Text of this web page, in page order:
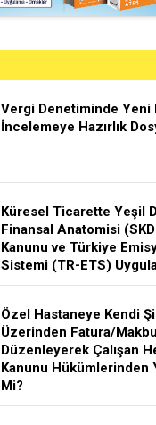
Vergi Denetiminde Yeni
İncelemeye Hazırlık
Küresel Ticarette Yeşil
Finansal Anatomisi
Kanunu ve Türkiye
Sistemi (TR-ETS)
Özel Hastaneye Kendi
Üzerinden Fatura/
Düzenleyerek Çalışan
Kanunu Hükümlerinden
Mi?